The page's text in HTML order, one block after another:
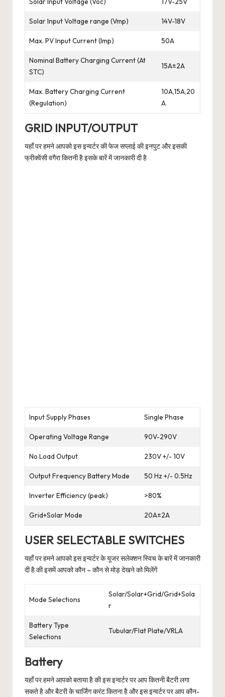
Solar Input Voltage range (Vmp) 14V-18V
Max. PV Input Current (Imp) 50A
Nominal Battery Charging Current (At
STC)
15A±2A
Max. Battery Charging Current
(Regulation)
10A,15A,20
A
GRID INPUT/OUTPUT
यहाँ पर हमने आपको इस इन्वर्टर की फेज सप्लाई की इनपुट और इसकी
फ्रीक्वेंसी वगैरा कितनी है इसके बारें में जानकारी दी है
Input Supply Phases Single Phase
Operating Voltage Range 90V-290V
No Load Output 230V +/- 10V
Output Frequency Battery Mode 50 Hz +/- 0.5Hz
Inverter Efficiency (peak) >80%
Grid+Solar Mode 20A±2A
USER SELECTABLE SWITCHES
यहाँ पर हमने आपको इस इन्वर्टर के यूजर सलेक्शन स्विच के बारें में जानकारी
दी है की इसमें आपको कौन – कौन से मोड़ देखने को मिलेंगें
Mode Selections
Solar/Solar+Grid/Grid+Sola
r
Battery Type
Selections
Tubular/Flat Plate/VRLA
Battery
यहाँ पर हमने आपको बताया है की इस इन्वर्टर पर आप कितनी बैटरी लगा
सकते है और बैटरी के चार्जिंग करंट कितना है और इस इन्वर्टर पर आप कौन-